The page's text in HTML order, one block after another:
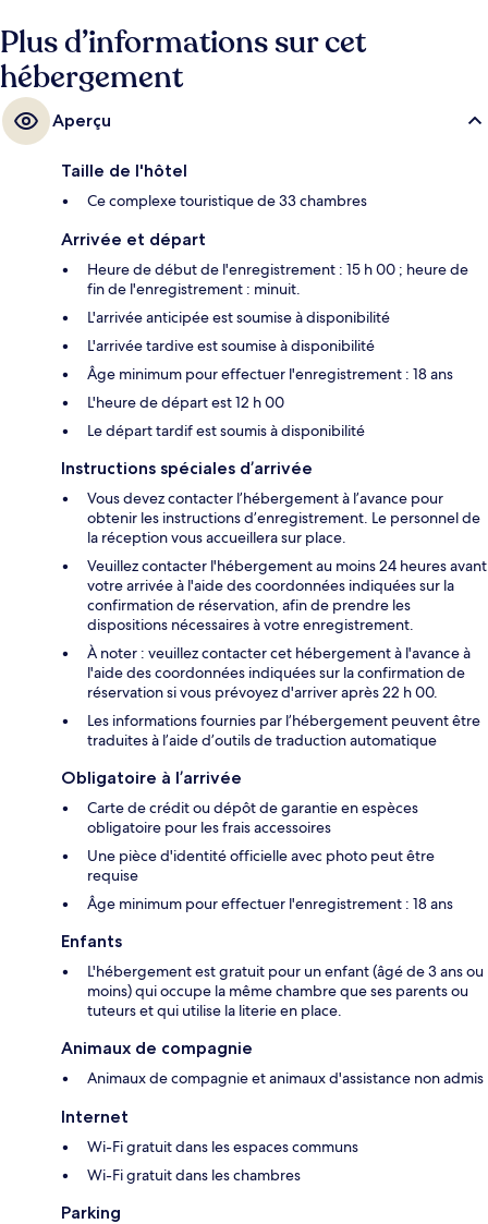
piscine, une salle de fitness et un hammam, l'idéal pour des vacances
sans soucis. Les autres voyageurs ne disent que du bien en ce qui
concerne le personnel attentionné.
Plus d’informations sur cet
hébergement
Aperçu
Taille de l'hôtel
Ce complexe touristique de 33 chambres
Arrivée et départ
Heure de début de l'enregistrement : 15 h 00 ; heure de
fin de l'enregistrement : minuit.
L'arrivée anticipée est soumise à disponibilité
L'arrivée tardive est soumise à disponibilité
Âge minimum pour effectuer l'enregistrement : 18 ans
L'heure de départ est 12 h 00
Le départ tardif est soumis à disponibilité
Instructions spéciales d’arrivée
Vous devez contacter l’hébergement à l’avance pour
obtenir les instructions d’enregistrement. Le personnel de
la réception vous accueillera sur place.
Veuillez contacter l'hébergement au moins 24 heures avant
votre arrivée à l'aide des coordonnées indiquées sur la
confirmation de réservation, afin de prendre les
dispositions nécessaires à votre enregistrement.
À noter : veuillez contacter cet hébergement à l'avance à
l'aide des coordonnées indiquées sur la confirmation de
réservation si vous prévoyez d'arriver après 22 h 00.
Les informations fournies par l’hébergement peuvent être
traduites à l’aide d’outils de traduction automatique
Obligatoire à l’arrivée
Carte de crédit ou dépôt de garantie en espèces
obligatoire pour les frais accessoires
Une pièce d'identité officielle avec photo peut être
requise
Âge minimum pour effectuer l'enregistrement : 18 ans
Enfants
L'hébergement est gratuit pour un enfant (âgé de 3 ans ou
moins) qui occupe la même chambre que ses parents ou
tuteurs et qui utilise la literie en place.
Animaux de compagnie
Animaux de compagnie et animaux d'assistance non admis
Internet
Wi-Fi gratuit dans les espaces communs
Wi-Fi gratuit dans les chambres
Parking